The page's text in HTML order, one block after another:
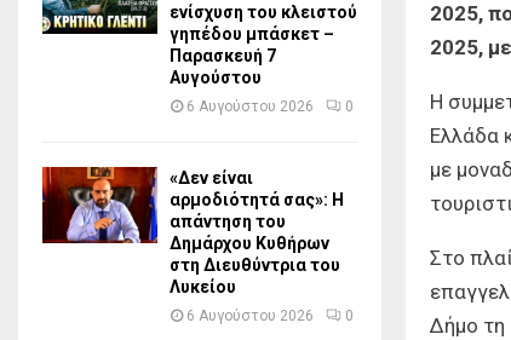
2025,
2025,
Η
Ελλάδα
με
Στο
Δήμο τη
ενίσχυση του κλειστού
γηπέδου μπάσκετ –
Παρασκευή 7
Αυγούστου
6 Αυγούστου 2026 0
«Δεν είναι
αρμοδιότητά σας»: Η
απάντηση του
Δημάρχου Κυθήρων
στη Διευθύντρια του
Λυκείου
6 Αυγούστου 2026 0